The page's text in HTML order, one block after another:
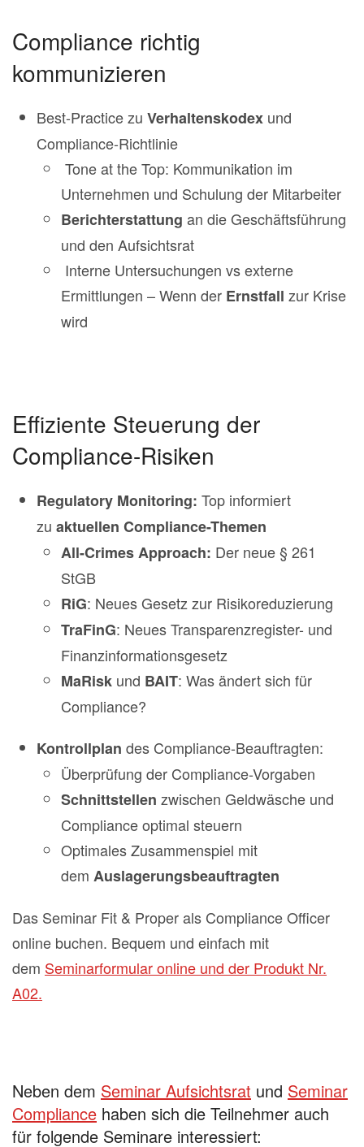
Compliance richtig
kommunizieren
Best-Practice zu Verhaltenskodex und
Compliance-Richtlinie
Tone at the Top: Kommunikation im
Unternehmen und Schulung der Mitarbeiter
Berichterstattung an die Geschäftsführung
und den Aufsichtsrat
Interne Untersuchungen vs externe
Ermittlungen – Wenn der Ernstfall zur Krise
wird
Effiziente Steuerung der
Compliance-Risiken
Regulatory Monitoring: Top informiert
zu aktuellen Compliance-Themen
All-Crimes Approach: Der neue § 261
StGB
RiG: Neues Gesetz zur Risikoreduzierung
TraFinG: Neues Transparenzregister- und
Finanzinformationsgesetz
MaRisk und BAIT: Was ändert sich für
Compliance?
Kontrollplan des Compliance-Beauftragten:
Überprüfung der Compliance-Vorgaben
Schnittstellen zwischen Geldwäsche und
Compliance optimal steuern
Optimales Zusammenspiel mit
dem Auslagerungsbeauftragten
Das Seminar Fit & Proper als Compliance Officer
online buchen. Bequem und einfach mit
dem Seminarformular online und der Produkt Nr.
A02.
Neben dem Seminar Aufsichtsrat und Seminar
Compliance haben sich die Teilnehmer auch
für folgende Seminare interessiert: